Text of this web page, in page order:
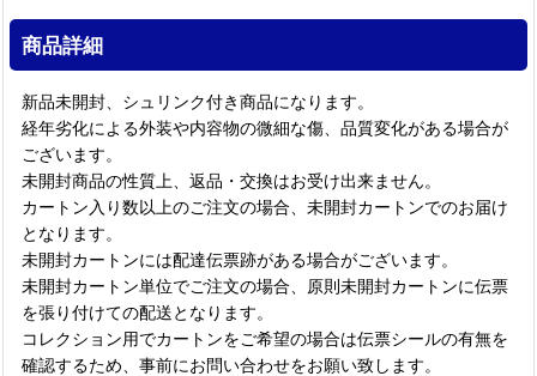
商品詳細
新品未開封、シュリンク付き商品になります。
経年劣化による外装や内容物の微細な傷、品質変化がある場合が
ございます。
未開封商品の性質上、返品・交換はお受け出来ません。
カートン入り数以上のご注文の場合、未開封カートンでのお届け
となります。
未開封カートンには配達伝票跡がある場合がございます。
未開封カートン単位でご注文の場合、原則未開封カートンに伝票
を張り付けての配送となります。
コレクション用でカートンをご希望の場合は伝票シールの有無を
確認するため、事前にお問い合わせをお願い致します。